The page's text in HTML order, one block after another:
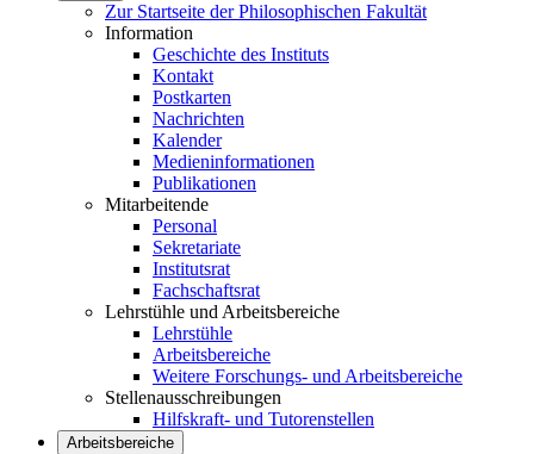
Zur Startseite der Philosophischen Fakultät
Information
Geschichte des Instituts
Kontakt
Postkarten
Nachrichten
Kalender
Medieninformationen
Publikationen
Mitarbeitende
Personal
Sekretariate
Institutsrat
Fachschaftsrat
Lehrstühle und Arbeitsbereiche
Lehrstühle
Arbeitsbereiche
Weitere Forschungs- und Arbeitsbereiche
Stellenausschreibungen
Hilfskraft- und Tutorenstellen
Arbeitsbereiche